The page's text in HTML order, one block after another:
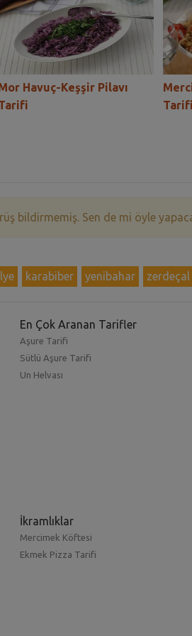
Havuç-Keşşir Pilavı
Tarifi
bildirmemiş. Sen de mi öyle
karabiber yenibahar zerdeçal
En Çok Aranan Tarifler
Aşure Tarifi
Sütlü Aşure Tarifi
Un Helvası
İkramlıklar
Mercimek Köftesi
Ekmek Pizza Tarifi